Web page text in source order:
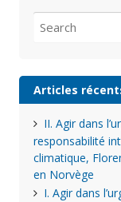
for:
Articles
II. Agir dans
responsabilité
climatique,
en Norvège
I. Agir dans